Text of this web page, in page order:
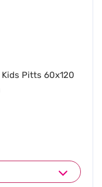
Kids Pitts 60х120